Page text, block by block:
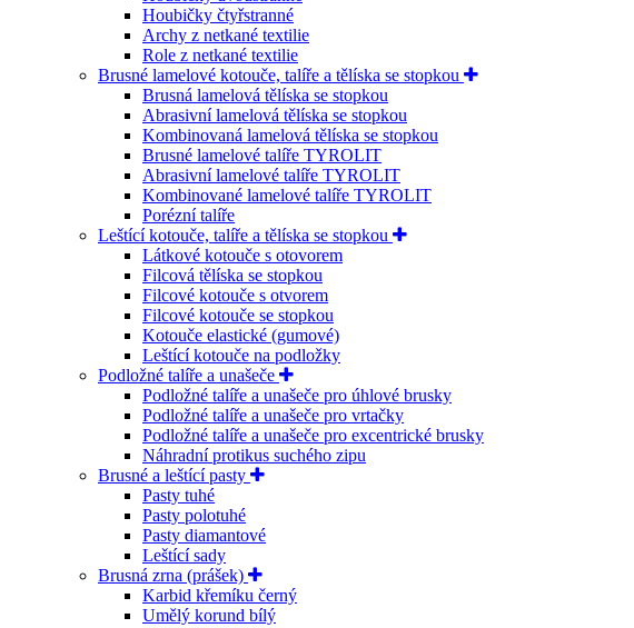
Houbičky čtyřstranné
Archy z netkané textilie
Role z netkané textilie
Brusné lamelové kotouče, talíře a tělíska se stopkou
Brusná lamelová tělíska se stopkou
Abrasivní lamelová tělíska se stopkou
Kombinovaná lamelová tělíska se stopkou
Brusné lamelové talíře TYROLIT
Abrasivní lamelové talíře TYROLIT
Kombinované lamelové talíře TYROLIT
Porézní talíře
Leštící kotouče, talíře a tělíska se stopkou
Látkové kotouče s otovorem
Filcová tělíska se stopkou
Filcové kotouče s otvorem
Filcové kotouče se stopkou
Kotouče elastické (gumové)
Leštící kotouče na podložky
Podložné talíře a unašeče
Podložné talíře a unašeče pro úhlové brusky
Podložné talíře a unašeče pro vrtačky
Podložné talíře a unašeče pro excentrické brusky
Náhradní protikus suchého zipu
Brusné a leštící pasty
Pasty tuhé
Pasty polotuhé
Pasty diamantové
Leštící sady
Brusná zrna (prášek)
Karbid křemíku černý
Umělý korund bílý